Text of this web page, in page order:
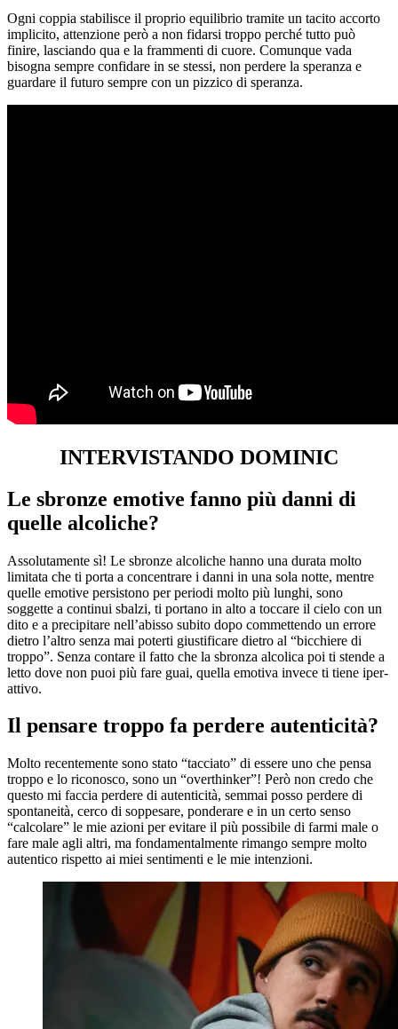
Ogni coppia stabilisce il proprio equilibrio tramite un tacito accorto
implicito, attenzione però a non fidarsi troppo perché tutto può
finire, lasciando qua e la frammenti di cuore. Comunque vada
bisogna sempre confidare in se stessi, non perdere la speranza e
guardare il futuro sempre con un pizzico di speranza.
INTERVISTANDO DOMINIC
Le sbronze emotive fanno più danni di
quelle alcoliche?
Assolutamente sì! Le sbronze alcoliche hanno una durata molto
limitata che ti porta a concentrare i danni in una sola notte, mentre
quelle emotive persistono per periodi molto più lunghi, sono
soggette a continui sbalzi, ti portano in alto a toccare il cielo con un
dito e a precipitare nell’abisso subito dopo commettendo un errore
dietro l’altro senza mai poterti giustificare dietro al “bicchiere di
troppo”. Senza contare il fatto che la sbronza alcolica poi ti stende a
letto dove non puoi più fare guai, quella emotiva invece ti tiene iper-
attivo.
Il pensare troppo fa perdere autenticità?
Molto recentemente sono stato “tacciato” di essere uno che pensa
troppo e lo riconosco, sono un “overthinker”! Però non credo che
questo mi faccia perdere di autenticità, semmai posso perdere di
spontaneità, cerco di soppesare, ponderare e in un certo senso
“calcolare” le mie azioni per evitare il più possibile di farmi male o
fare male agli altri, ma fondamentalmente rimango sempre molto
autentico rispetto ai miei sentimenti e le mie intenzioni.